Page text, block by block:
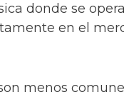
donde se
en el
menos